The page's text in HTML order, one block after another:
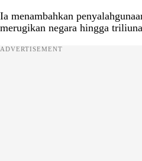
Ia menambahkan
merugikan negara hingga
ADVERTISEMENT